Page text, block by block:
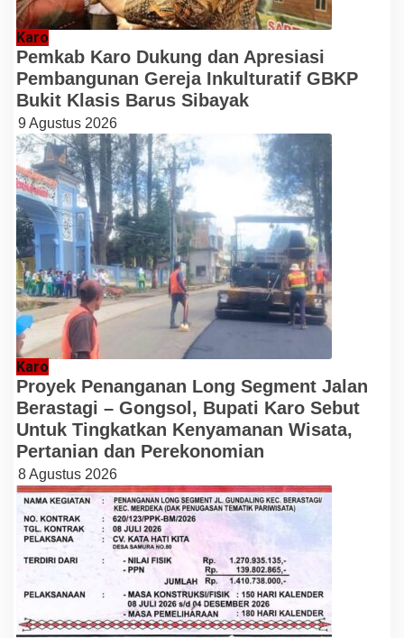
Karo
Pemkab Karo Dukung dan Apresiasi
Pembangunan Gereja Inkulturatif GBKP
Bukit Klasis Barus Sibayak
9 Agustus 2026
Karo
Proyek Penanganan Long Segment Jalan
Berastagi – Gongsol, Bupati Karo Sebut
Untuk Tingkatkan Kenyamanan Wisata,
Pertanian dan Perekonomian
8 Agustus 2026